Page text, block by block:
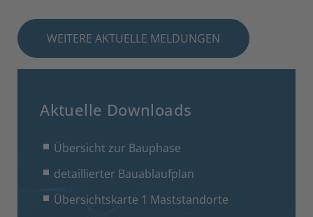
WEITERE AKTUELLE MELDUNGEN
Aktuelle Downloads
Übersicht zur Bauphase
detaillierter Bauablaufplan
Übersichtskarte 1 Maststandorte